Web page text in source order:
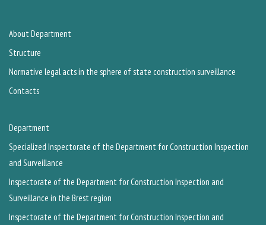
About Department
Structure
Normative legal acts in the sphere of state construction surveillance
Contacts
Department
Specialized Inspectorate of the Department for Construction Inspection
and Surveillance
Inspectorate of the Department for Construction Inspection and
Surveillance in the Brest region
Inspectorate of the Department for Construction Inspection and